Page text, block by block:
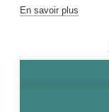
En savoir plus